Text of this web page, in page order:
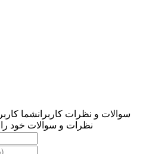
سوالات و نظرات کاربرانشما
نظرات و سوالات خود